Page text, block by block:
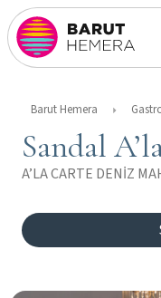
Barut Hemera
Sandal
A’LA CARTE DENİZ